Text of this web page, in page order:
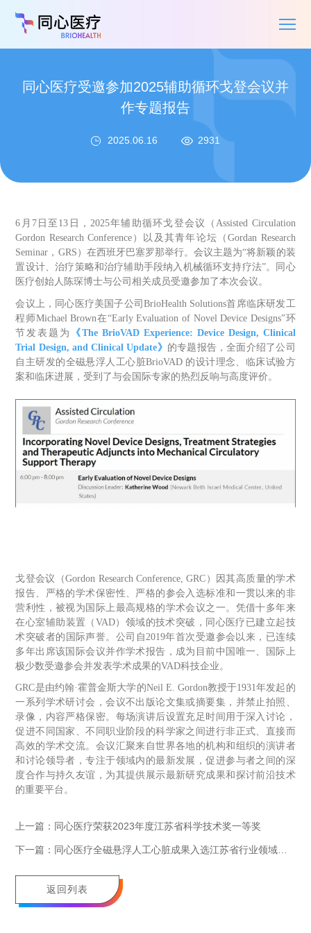
同心医疗受邀参加2025辅助循环戈登会议并
作专题报告
2025.06.16 2931
6月7日至13日，2025年辅助循环戈登会议（Assisted Circulation
Gordon Research Conference）以及其青年论坛（Gordan Research
Seminar，GRS）在西班牙巴塞罗那举行。会议主题为“将新颖的装
置设计、治疗策略和治疗辅助手段纳入机械循环支持疗法”。同心
医疗创始人陈琛博士与公司相关成员受邀参加了本次会议。
会议上，同心医疗美国子公司 BrioHealth Solutions首席临床研发工
程师Michael Brown在“Early Evaluation of Novel Device Designs”环
节发表题为
《 The BrioVAD Experience: Device Design, Clinical
Trial Design, and Clinical Update》 的专题报告，全面介绍了公司
自主研发的全磁悬浮人工心脏BrioVAD 的设计理念、临床试验方
案和临床进展，受到了与会国际专家的热烈反响与高度评价。
戈登会议（Gordon Research Conference, GRC）因其高质量的学术
报告、严格的学术保密性、严格的参会入选标准和一贯以来的非
营利性，被视为国际上最高规格的学术会议之一。凭借十多年来
在心室辅助装置（VAD）领域的技术突破，同心医疗已建立起技
术突破者的国际声誉。公司自2019年首次受邀参会以来，已连续
多年出席该国际会议并作学术报告，成为目前中国唯一、国际上
极少数受邀参会并发表学术成果的VAD科技企业。
GRC是由约翰·霍普金斯大学的Neil E. Gordon教授于1931年发起的
一系列学术研讨会，会议不出版论文集或摘要集，并禁止拍照、
录像，内容严格保密。每场演讲后设置充足时间用于深入讨论，
促进不同国家、不同职业阶段的科学家之间进行非正式、直接而
高效的学术交流。会议汇聚来自世界各地的机构和组织的演讲者
和讨论领导者，专注于领域内的最新发展，促进参与者之间的深
度合作与持久友谊，为其提供展示最新研究成果和探讨前沿技术
的重要平台。
上一篇：同心医疗荣获2023年度江苏省科学技术奖一等奖
下一篇：同心医疗全磁悬浮人工心脏成果入选江苏省行业领域十大科技进展
返回列表